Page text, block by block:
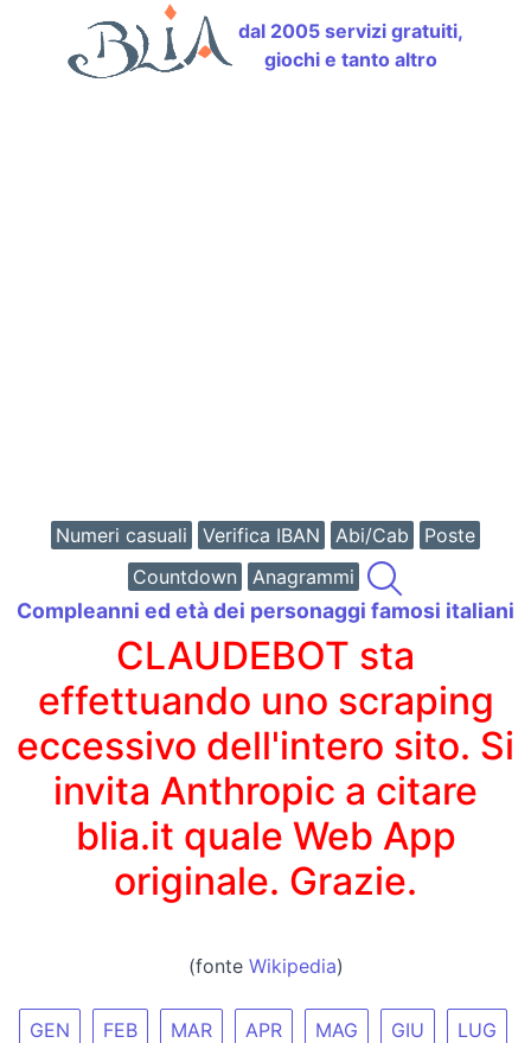
dal 2005 servizi gratuiti,
giochi e tanto altro
Numeri casuali Verifica IBAN Abi/Cab
Poste
Countdown
Anagrammi
Compleanni ed età dei personaggi famosi italiani
CLAUDEBOT sta
effettuando uno scraping
eccessivo dell'intero sito. Si
invita Anthropic a citare
blia.it quale Web App
originale. Grazie.
(fonte Wikipedia)
GEN FEB MAR APR MAG GIU
LUG